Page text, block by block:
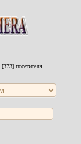
посетителя.